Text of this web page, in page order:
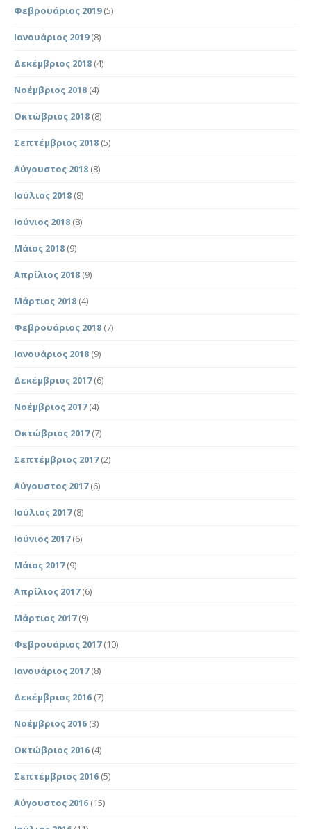
Φεβρουάριος 2019(5)
Ιανουάριος 2019(8)
Δεκέμβριος 2018 (4)
Νοέμβριος 2018 (4)
Οκτώβριος 2018 (8)
Σεπτέμβριος 2018 (5)
Αύγουστος 2018 (8)
Ιούλιος 2018 (8)
Ιούνιος 2018 (8)
Μάιος 2018 (9)
Απρίλιος 2018 (9)
Μάρτιος 2018 (4)
Φεβρουάριος 2018 (7)
Ιανουάριος 2018 (9)
Δεκέμβριος 2017(6)
Νοέμβριος 2017(4)
Οκτώβριος 2017(7)
Σεπτέμβριος 2017(2)
Αύγουστος 2017(6)
Ιούλιος 2017(8)
Ιούνιος 2017(6)
Μάιος 2017(9)
Απρίλιος 2017(6)
Μάρτιος 2017(9)
Φεβρουάριος 2017(10)
Ιανουάριος 2017(8)
Δεκέμβριος 2016 (7)
Νοέμβριος 2016 (3)
Οκτώβριος 2016 (4)
Σεπτέμβριος 2016 (5)
Αύγουστος 2016 (15)